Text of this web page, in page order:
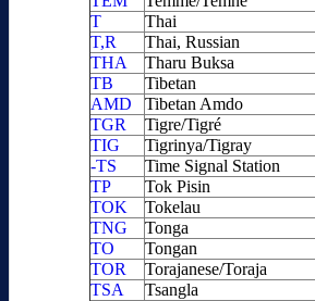
T
Thai
T,R
Thai, Russian
THA
Tharu Buksa
TB
Tibetan
AMD
Tibetan Amdo
TGR
Tigre/Tigré
TIG
Tigrinya/Tigray
-TS
Time Signal Station
TP
Tok Pisin
TOK
Tokelau
TNG
Tonga
TO
Tongan
TOR
Torajanese/Toraja
TSA
Tsangla